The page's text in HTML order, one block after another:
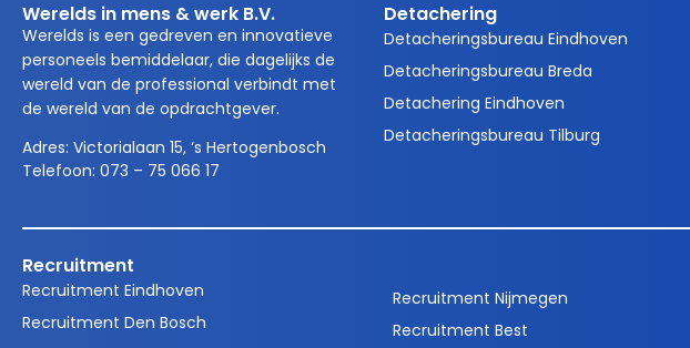
Werelds in mens & werk B.V.
Werelds is een gedreven en innovatieve
personeels bemiddelaar, die dagelijks de
wereld van de professional verbindt met
de wereld van de opdrachtgever.
Adres: Victorialaan 15, ‘s Hertogenbosch
Telefoon: 073 – 75 066 17
Detachering
Detacheringsbureau Eindhoven
Detacheringsbureau Breda
Detachering Eindhoven
Detacheringsbureau Tilburg
Recruitment
Recruitment Eindhoven
Recruitment Den Bosch
Recruitment Nijmegen
Recruitment Best